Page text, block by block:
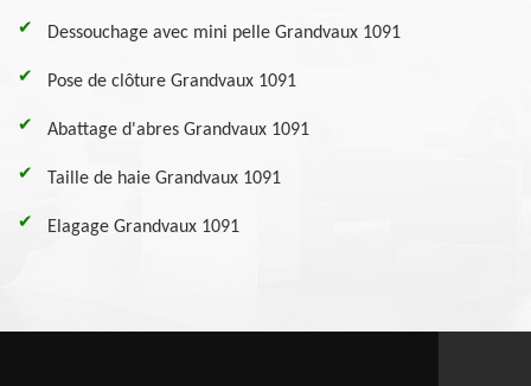
Dessouchage avec mini pelle Grandvaux 1091
Pose de clôture Grandvaux 1091
Abattage d'abres Grandvaux 1091
Taille de haie Grandvaux 1091
Elagage Grandvaux 1091